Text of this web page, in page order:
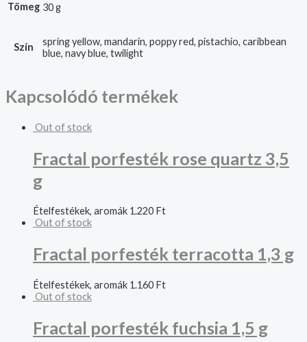
Tömeg 30 g
Szín
spring yellow, mandarin, poppy red, pistachio, caribbean
blue, navy blue, twilight
Kapcsolódó termékek
Out of stock
Fractal porfesték rose quartz 3,5
g
Ételfestékek, aromák 1.220 Ft
Out of stock
Fractal porfesték terracotta 1,3 g
Ételfestékek, aromák 1.160 Ft
Out of stock
Fractal porfesték fuchsia 1,5 g